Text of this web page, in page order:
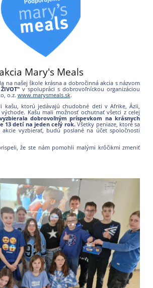
Mary's Meals
na našej škole krásna a dobročinná akcia s názvom
v spolupráci s dobrovoľníckou organizáciou
o.z. www.marysmeals.sk.
kašu, ktorú jedávajú chudobné deti v Afrike, Ázii,
Kašu mali možnosť ochutnať všetci z celej
dobrovoľným príspevkom na krásnych
13 detí na jeden celý rok.Všetky peniaze, ktoré sa
vyzbierať, budú poslané na účet spoločnosti
že ste nám pomohli malými krôčikmi zmeniť